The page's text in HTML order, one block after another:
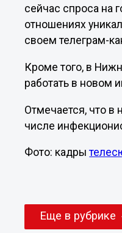
сейчас спроса на
отношениях
своем телеграм-
Кроме того, в
работать в новом
Отмечается, что в
числе
Фото: кадры
Еще в рубрике